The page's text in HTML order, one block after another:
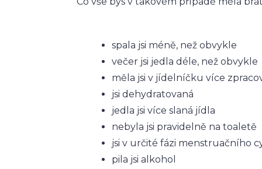
spala jsi méně, než obvykle
večer jsi jedla déle, než obvykle
měla jsi v jídelníčku více
jsi dehydratovaná
jedla jsi více slaná jídla
nebyla jsi pravidelně na toaletě
jsi v určité fázi menstruačního
pila jsi alkohol